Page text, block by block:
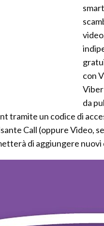
con
da
tramite un codice di
Call (oppure Video,
di aggiungere